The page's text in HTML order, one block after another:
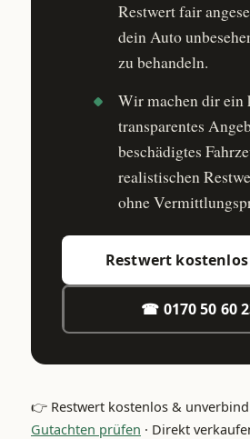
Restwert fair
dein Auto
zu behandeln.
Wir machen dir ein
transparentes
beschädigtes
realistischen
ohne
Restwert
☎ 0170 50 60
👉 Restwert kostenlos &
Gutachten prüfen · Direkt